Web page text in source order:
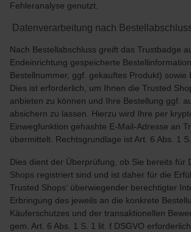
Fehleranalyse genutzt.
Datenverarbeitung nach
Nach Bestellabschluss greift das Trustbadge
Endeinrichtung gespeicherte
Bestellnummer, ggf. gekauftes Produkt) sowie
Dies ist erforderlich, um Ihnen die Trusted
anbieten zu können und Ihre Bestellung ggf.
absichern zu lassen. Hierzu wird Ihre per
Einwegfunktion gehashte E-Mail-Adresse an
übermittelt. Rechtsgrundlage ist Art. 6 Abs. 1
Dies dient der Überprüfung, ob Sie bereits für
Shops registriert sind und ist daher für die
Trusted Shops‘ überwiegender berechtigter
Erbringung des jeweils an die konkrete
Käuferschutzes und der transaktionellen
gem. Art. 6 Abs. 1 S. 1 lit. f DSGVO